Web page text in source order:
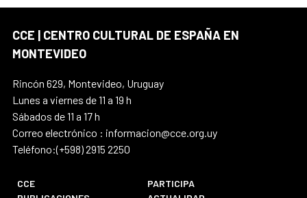
CCE | CENTRO CULTURAL DE ESPAÑA EN
MONTEVIDEO
Rincón 629, Montevideo, Uruguay
Lunes a viernes de 11 a 19 h
Sábados de 11 a 17 h
Correo electrónico : informacion@cce.org.uy
Teléfono:(+598) 2915 2250
CCE
PARTICIPA